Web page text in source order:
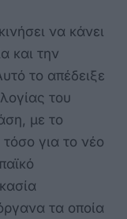
να κάνει
και την
το απέδειξε
του
με το
για το νέο
τα οποία